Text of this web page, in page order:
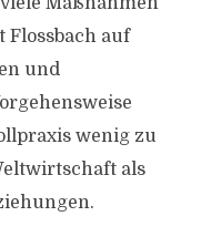
Flossbach auf
und
wenig zu
als